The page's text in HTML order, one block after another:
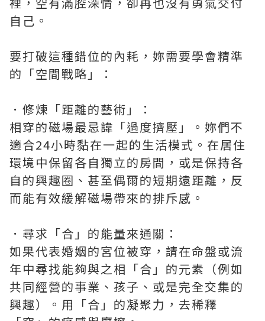
自己。
要打破這種錯位的內耗，妳需要學會精準
的「空間戰略」：
．修煉「距離的藝術」：
相穿的磁場最忌諱「過度擠壓」。妳們不
適合24小時黏在一起的生活模式。在居住
環境中保留各自獨立的房間，或是保持各
自的興趣圈、甚至偶爾的短期遠距離，反
而能有效緩解磁場帶來的排斥感。
．尋求「合」的能量來通關：
如果代表婚姻的宮位被穿，請在命盤或流
年中尋找能夠與之相「合」的元素（例如
共同經營的事業、孩子、或是完全交集的
興趣）。用「合」的凝聚力，去稀釋